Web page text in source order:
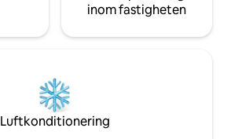
inom fastigheten
Luftkonditionering